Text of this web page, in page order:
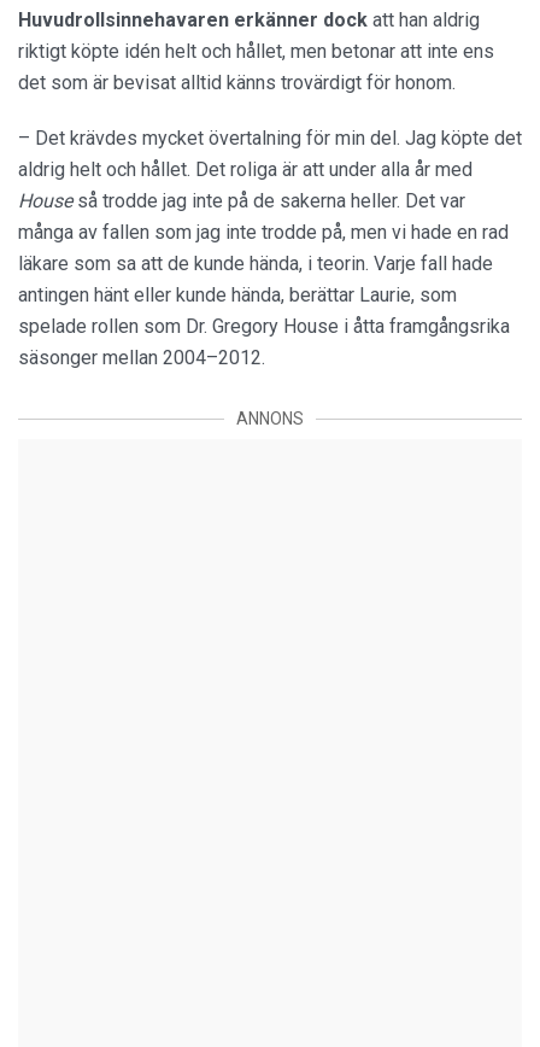
Huvudrollsinnehavaren erkänner dock att han aldrig
riktigt köpte idén helt och hållet, men betonar att inte ens
det som är bevisat alltid känns trovärdigt för honom.
– Det krävdes mycket övertalning för min del. Jag köpte det
aldrig helt och hållet. Det roliga är att under alla år med
Houseså trodde jag inte på de sakerna heller. Det var
många av fallen som jag inte trodde på, men vi hade en rad
läkare som sa att de kunde hända, i teorin. Varje fall hade
antingen hänt eller kunde hända, berättar Laurie, som
spelade rollen som Dr. Gregory House i åtta framgångsrika
säsonger mellan 2004–2012.
ANNONS